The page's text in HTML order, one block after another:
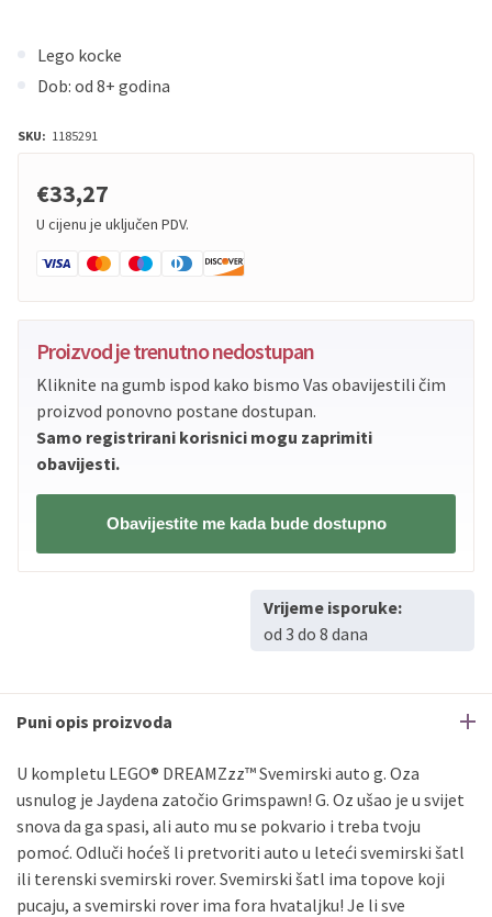
Lego kocke
Dob: od 8+ godina
SKU: 1185291
€33,27
U cijenu je uključen PDV.
Proizvod je trenutno nedostupan
Kliknite na gumb ispod kako bismo Vas obavijestili čim
proizvod ponovno postane dostupan.
Samo registrirani korisnici mogu zaprimiti
obavijesti.
Obavijestite me kada bude dostupno
Vrijeme isporuke:
od 3 do 8 dana
Puni opis proizvoda
U kompletu LEGO® DREAMZzz™ Svemirski auto g. Oza
usnulog je Jaydena zatočio Grimspawn! G. Oz ušao je u svijet
snova da ga spasi, ali auto mu se pokvario i treba tvoju
pomoć. Odluči hoćeš li pretvoriti auto u leteći svemirski šatl
ili terenski svemirski rover. Svemirski šatl ima topove koji
pucaju, a svemirski rover ima fora hvataljku! Je li sve